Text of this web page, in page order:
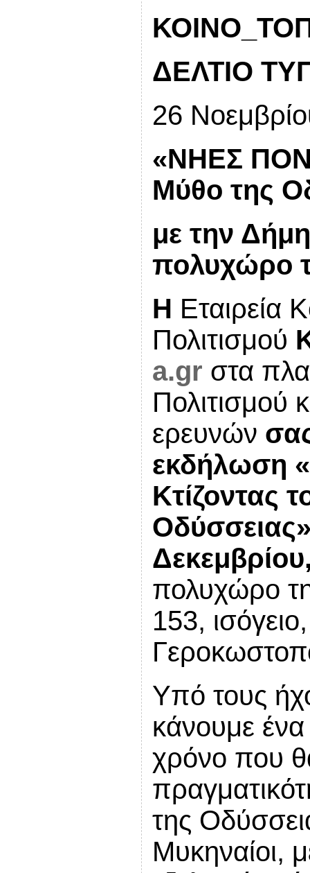
ΔΕΛΤΙΟ
26
«ΝΗΕΣ
Μύθο της
με την
πολυχώρο
Η Εταιρεία
Πολιτισμού
a.gr στα
Πολιτισμού
ερευνών
εκδήλωση
Κτίζοντας
πολυχώρο
153,
Υπό τους
κάνουμε ένα
χρόνο που
της
Μυκηναίοι,